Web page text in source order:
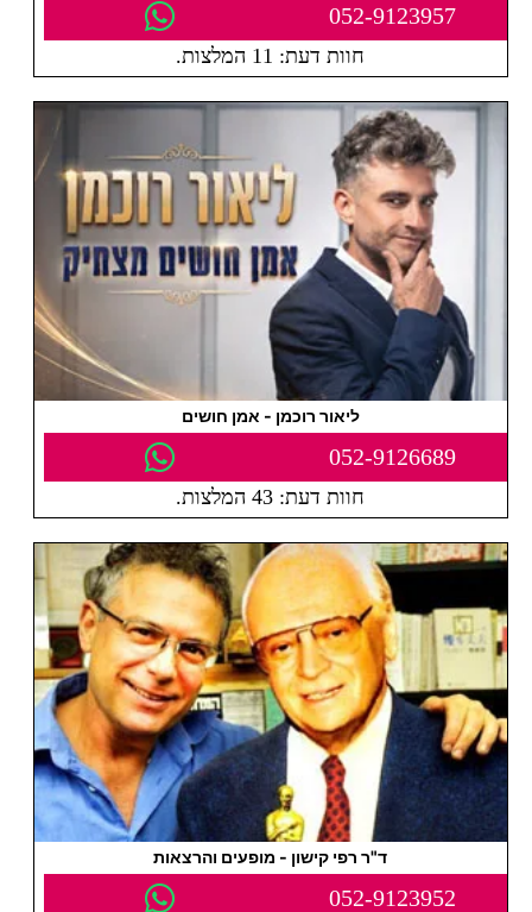
052-9123957
חוות דעת: 11 המלצות.
ליאור רוכמן - אמן חושים
052-9126689
חוות דעת: 43 המלצות.
ד"ר רפי קישון - מופעים והרצאות
052-9123952